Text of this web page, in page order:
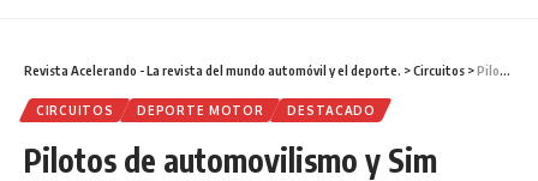
Revista Acelerando - La revista del mundo automóvil y el deporte. >Circuitos >Pilotos de automovilismo y Sim Racing, juntos en el GP de las Américas
CIRCUITOS DEPORTE MOTOR DESTACADO
Pilotos de automovilismo y Sim